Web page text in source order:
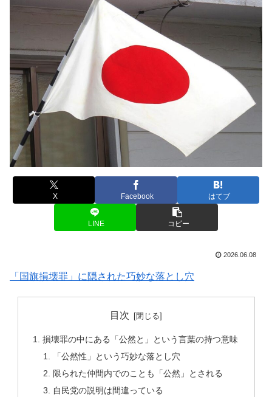
X Facebook はてブ
LINE コピー
2026.06.08
「国旗損壊罪」に隠された巧妙な落とし穴
目次
損壊罪の中にある「公然と」という言葉の持つ意味
「公然性」という巧妙な落とし穴
限られた仲間内でのことも「公然」とされる
自民党の説明は間違っている